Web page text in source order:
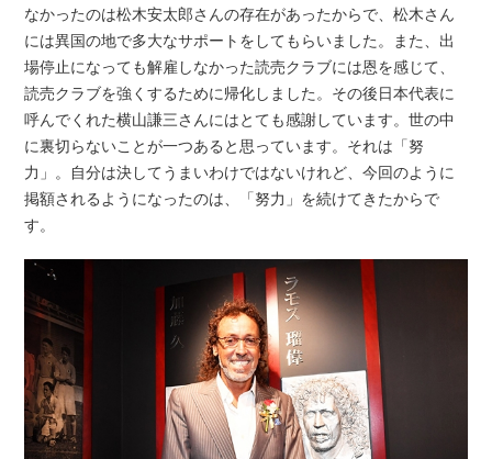
なかったのは松木安太郎さんの存在があったからで、松木さん
には異国の地で多大なサポートをしてもらいました。また、出
場停止になっても解雇しなかった読売クラブには恩を感じて、
読売クラブを強くするために帰化しました。その後日本代表に
呼んでくれた横山謙三さんにはとても感謝しています。世の中
に裏切らないことが一つあると思っています。それは「努
力」。自分は決してうまいわけではないけれど、今回のように
掲額されるようになったのは、「努力」を続けてきたからで
す。